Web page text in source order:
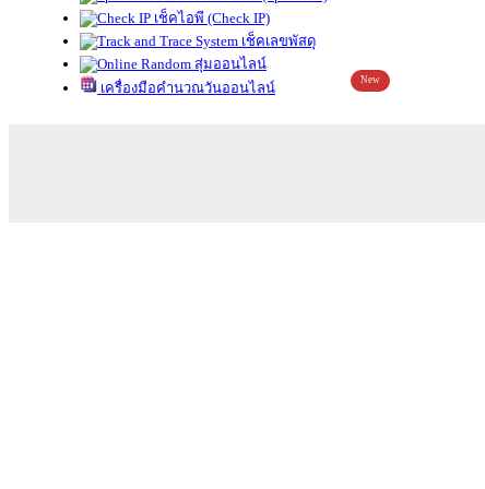
เช็คไอพี (Check IP)
เช็คเลขพัสดุ
สุ่มออนไลน์
เครื่องมือคำนวณวันออนไลน์
New